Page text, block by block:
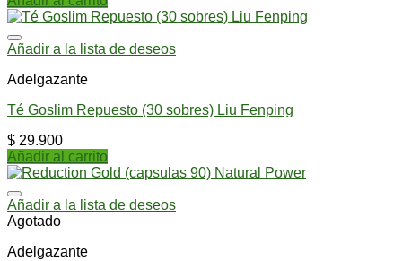
Añadir a la lista de deseos
Adelgazante
Té Goslim Repuesto (30 sobres) Liu Fenping
$ 29.900
Añadir al carrito
Añadir a la lista de deseos
Agotado
Adelgazante